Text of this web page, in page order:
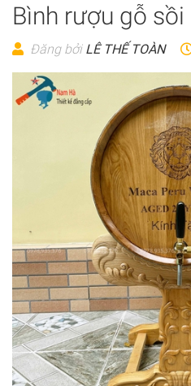
Bình rượu gỗ
Đăng bởi LÊ THẾ TOÀN